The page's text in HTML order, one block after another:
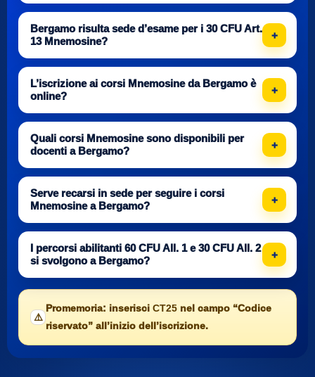
Bergamo risulta sede d’esame per i 30 CFU Art.
13 Mnemosine?
L’iscrizione ai corsi Mnemosine da Bergamo è
online?
Quali corsi Mnemosine sono disponibili per
docenti a Bergamo?
Serve recarsi in sede per seguire i corsi
Mnemosine a Bergamo?
I percorsi abilitanti 60 CFU All. 1 e 30 CFU All. 2
si svolgono a Bergamo?
⚠️
Promemoria: inserisci CT25 nel campo “Codice
riservato” all’inizio dell’iscrizione.